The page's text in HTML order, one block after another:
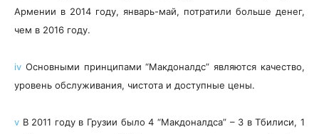
Армении в 2014 году, январь-май, потратили больше денег,
чем в 2016 году.
iv Основными принципами “Макдоналдс” являются качество,
уровень обслуживания, чистота и доступные цены.
v В 2011 году в Грузии было 4 “Макдоналдса” – 3 в Тбилиси, 1